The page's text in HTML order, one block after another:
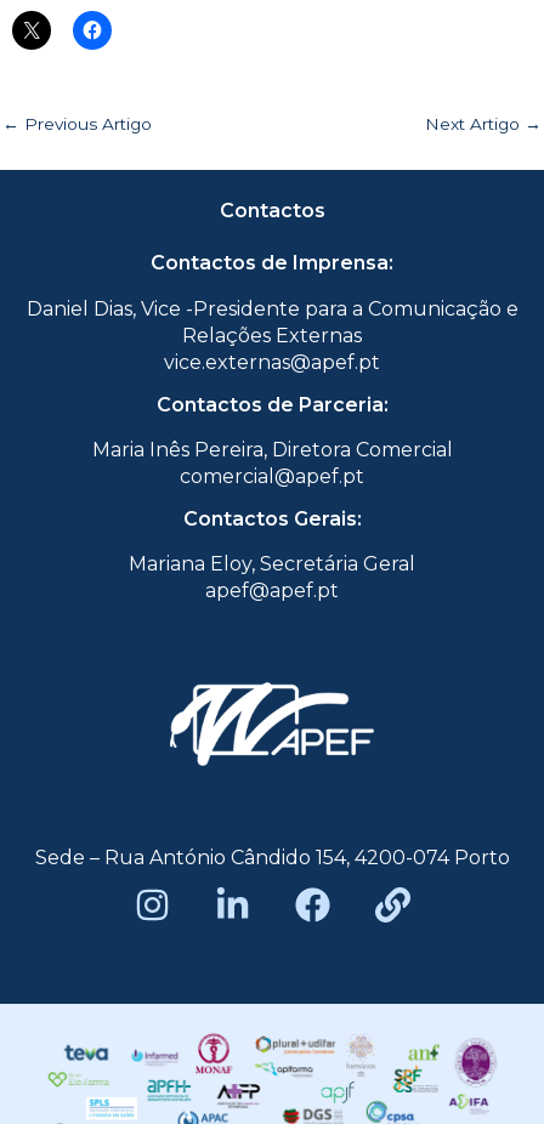
← Previous Artigo Next Artigo →
Contactos
Contactos de Imprensa:
Daniel Dias, Vice -Presidente para a Comunicação e
Relações Externas
vice.externas@apef.pt
Contactos de Parceria:
Maria Inês Pereira, Diretora Comercial
comercial@apef.pt
Contactos Gerais:
Mariana Eloy, Secretária Geral
apef@apef.pt
Sede – Rua António Cândido 154, 4200-074 Porto